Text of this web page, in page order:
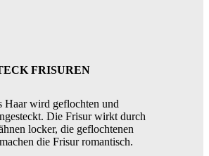
FRISUREN
Haar wird geflochten und
Die Frisur wirkt durch
locker, die geflochtenen
die Frisur romantisch.